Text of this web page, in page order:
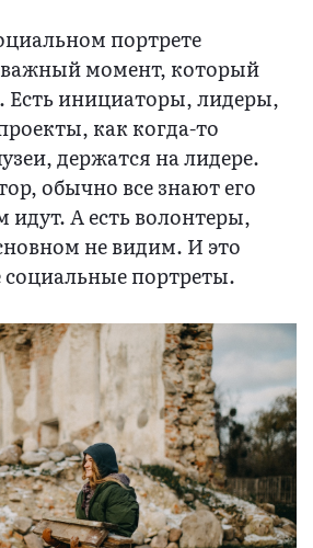
портрете
важный момент, который
Есть инициаторы, лидеры,
как когда-то
держатся на лидере.
обычно все знают его
идут. А есть волонтеры,
не видим. И это
портреты.